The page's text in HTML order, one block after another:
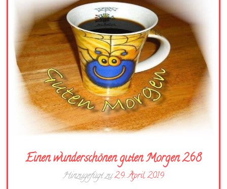
Einen wunderschönen guten Morgen 268
Hinzugefügt zu29. April 2019